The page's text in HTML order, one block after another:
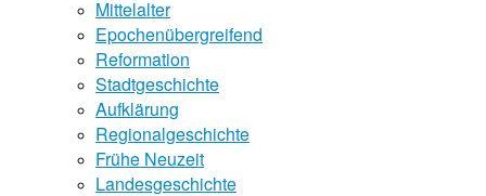
Mittelalter
Epochenübergreifend
Reformation
Stadtgeschichte
Aufklärung
Regionalgeschichte
Frühe Neuzeit
Landesgeschichte